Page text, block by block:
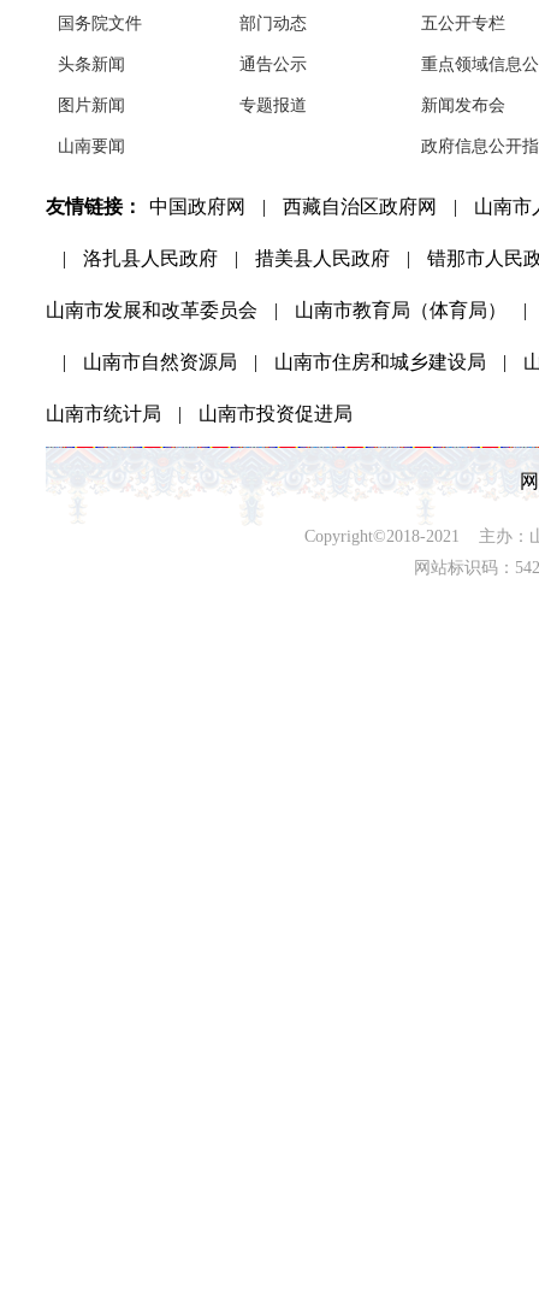
国务院文件
头条新闻
图片新闻
山南要闻
部门动态
通告公示
专题报道
五公开专栏
重点领域信息
新闻发布会
政府信息公开
友情链接： 中国政府网 | 西藏自治区政府网 | 山南市
| 洛扎县人民政府 | 措美县人民政府 | 错那市人民
山南市发展和改革委员会 | 山南市教育局（体育局） |
| 山南市自然资源局 | 山南市住房和城乡建设局 |
山南市统计局 | 山南市投资促进局
Copyright©2018-2021 主办：
网站标识码：